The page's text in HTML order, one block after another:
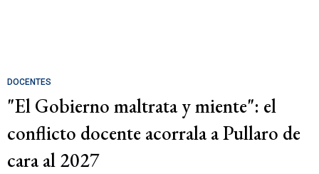
DOCENTES
"El Gobierno maltrata y miente": el
conflicto docente acorrala a Pullaro de
cara al 2027